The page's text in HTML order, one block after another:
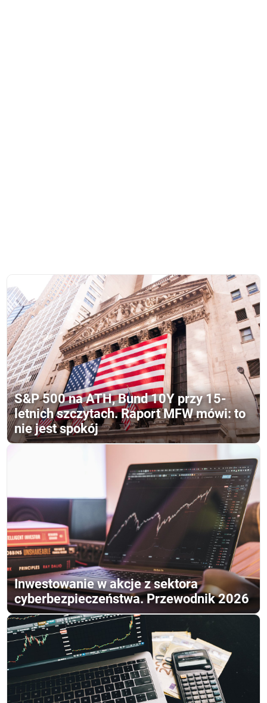
S&P 500 na ATH, Bund 10Y przy 15-
letnich szczytach. Raport MFW mówi: to
nie jest spokój
Inwestowanie w akcje z sektora
cyberbezpieczeństwa. Przewodnik 2026